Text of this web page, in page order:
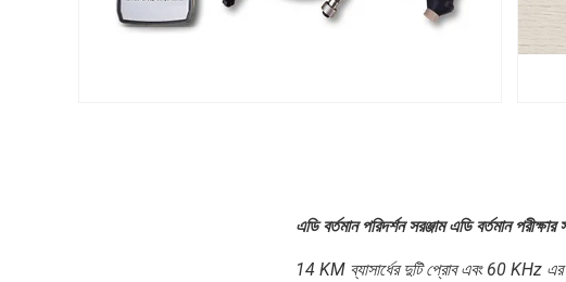
এডি বর্তমান পরিদর্শন সরঞ্জাম এডি বর্তমান পরীক্ষার
14 KM ব্যাসার্ধের দুটি প্রোব এবং 60 KHz